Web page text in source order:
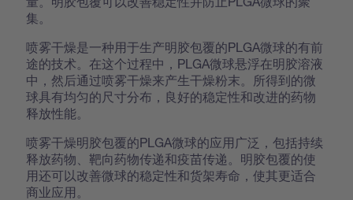
集。
喷雾干燥是一种用于生产明胶包覆的PLGA微球的有前
途的技术。在这个过程中，PLGA微球悬浮在明胶溶液
中，然后通过喷雾干燥来产生干燥粉末。所得到的微
球具有均匀的尺寸分布，良好的稳定性和改进的药物
释放性能。
喷雾干燥明胶包覆的PLGA微球的应用广泛，包括持续
释放药物、靶向药物传递和疫苗传递。明胶包覆的使
用还可以改善微球的稳定性和货架寿命，使其更适合
商业应用。